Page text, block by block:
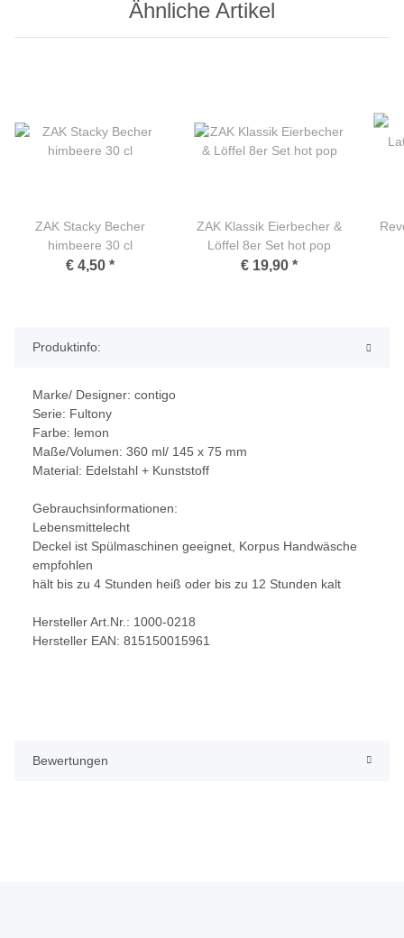
Produktinfo:
Marke/ Designer: contigo
Serie: Fultony
Farbe: lemon
Maße/Volumen: 360 ml/ 145 x 75 mm
Material: Edelstahl + Kunststoff
Gebrauchsinformationen:
Lebensmittelecht
Deckel ist Spülmaschinen geeignet, Korpus Handwäsche
empfohlen
hält bis zu 4 Stunden heiß oder bis zu 12 Stunden kalt
Hersteller Art.Nr.: 1000-0218
Hersteller EAN: 815150015961
Bewertungen
Ähnliche Artikel
ZAK Stacky Becher
himbeere 30 cl
€ 4,50 *
ZAK Klassik Eierbecher &
Löffel 8er Set hot pop
€ 19,90 *